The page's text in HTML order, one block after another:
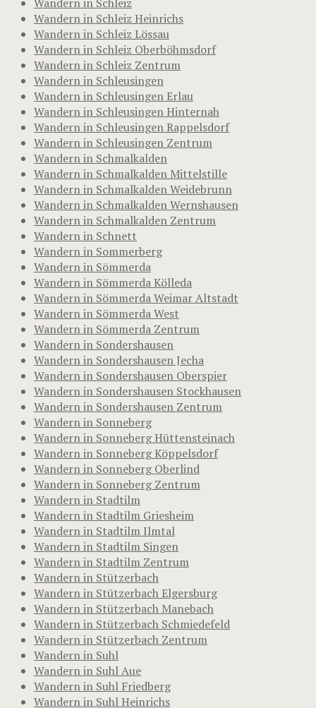
Wandern in Schleiz Heinrichs
Wandern in Schleiz Lössau
Wandern in Schleiz Oberböhmsdorf
Wandern in Schleiz Zentrum
Wandern in Schleusingen
Wandern in Schleusingen Erlau
Wandern in Schleusingen Hinternah
Wandern in Schleusingen Rappelsdorf
Wandern in Schleusingen Zentrum
Wandern in Schmalkalden
Wandern in Schmalkalden Mittelstille
Wandern in Schmalkalden Weidebrunn
Wandern in Schmalkalden Wernshausen
Wandern in Schmalkalden Zentrum
Wandern in Schnett
Wandern in Sommerberg
Wandern in Sömmerda
Wandern in Sömmerda Kölleda
Wandern in Sömmerda Weimar Altstadt
Wandern in Sömmerda West
Wandern in Sömmerda Zentrum
Wandern in Sondershausen
Wandern in Sondershausen Jecha
Wandern in Sondershausen Oberspier
Wandern in Sondershausen Stockhausen
Wandern in Sondershausen Zentrum
Wandern in Sonneberg
Wandern in Sonneberg Hüttensteinach
Wandern in Sonneberg Köppelsdorf
Wandern in Sonneberg Oberlind
Wandern in Sonneberg Zentrum
Wandern in Stadtilm
Wandern in Stadtilm Griesheim
Wandern in Stadtilm Ilmtal
Wandern in Stadtilm Singen
Wandern in Stadtilm Zentrum
Wandern in Stützerbach
Wandern in Stützerbach Elgersburg
Wandern in Stützerbach Manebach
Wandern in Stützerbach Schmiedefeld
Wandern in Stützerbach Zentrum
Wandern in Suhl
Wandern in Suhl Aue
Wandern in Suhl Friedberg
Wandern in Suhl Heinrichs